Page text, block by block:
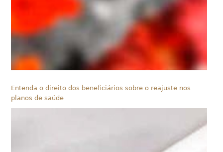
Entenda o direito dos beneficiários sobre o reajuste nos
planos de saúde